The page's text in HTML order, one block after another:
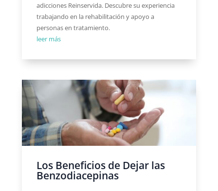
adicciones Reinservida. Descubre su experiencia
trabajando en la rehabilitación y apoyo a
personas en tratamiento.
leer más
Los Beneficios de Dejar las
Benzodiacepinas